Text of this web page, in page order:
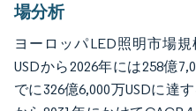
場分析
ヨーロッパLED照明市場規
USDから2026年には258億
でに326億6,000万USDに達